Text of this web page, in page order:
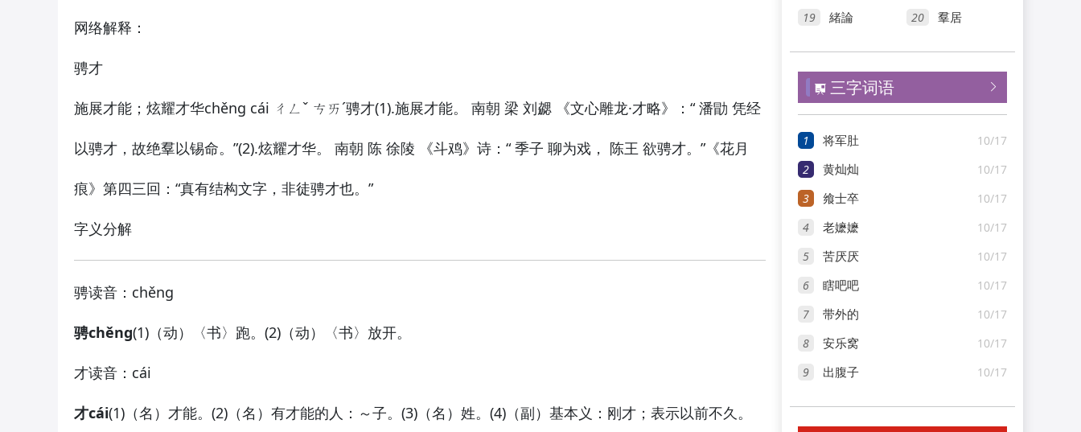
网络解释：
骋才
施展才能；炫耀才华chěng cái ㄔㄥˇ ㄘㄞˊ骋才(1).施展才能。 南朝 梁 刘勰 《文心雕龙·才略》：“ 潘勖 凭经
以骋才，故绝羣以锡命。”(2).炫耀才华。 南朝 陈 徐陵 《斗鸡》诗：“ 季子 聊为戏， 陈王 欲骋才。”《花月
痕》第四三回：“真有结构文字，非徒骋才也。”
字义分解
骋读音：chěng
骋chěng(1)（动）〈书〉跑。(2)（动）〈书〉放开。
才读音：cái
才cái(1)（名）才能。(2)（名）有才能的人： ～子。 (3)（名）姓。(4)（副）基本义： 刚才；表示以前不久。
19 緒論 20 羣居

 三字词语
1 10/17
将军肚
2 10/17
黄灿灿
3 10/17
飨士卒
4 10/17
老嬷嬷
5 10/17
苦厌厌
6 10/17
瞎吧吧
7 10/17
带外的
8 10/17
安乐窝
9 10/17
出腹子